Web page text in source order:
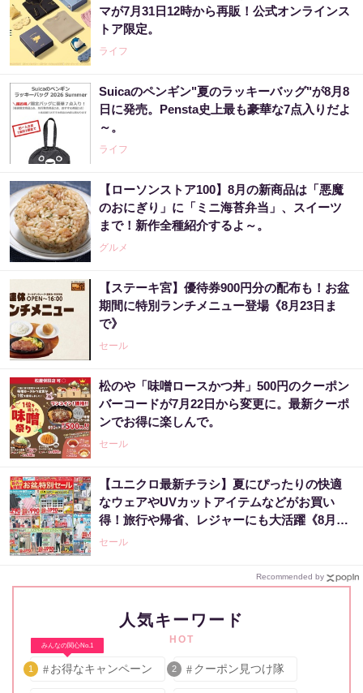
マが7月31日12時から再販！公式オンラインス
トア限定。
ライフ
Suicaのペンギン"夏のラッキーバッグ"が8月8
日に発売。Pensta史上最も豪華な7点入りだよ
～。
ライフ
【ローソンストア100】8月の新商品は「悪魔
のおにぎり」に「ミニ海苔弁当」、スイーツ
まで！新作全種紹介するよ～。
グルメ
【ステーキ宮】優待券900円分の配布も！お盆
期間に特別ランチメニュー登場《8月23日ま
で》
セール
松のや「味噌ロースかつ丼」500円のクーポン
バーコードが7月22日から変更に。最新クーポ
ンでお得に楽しんで。
セール
【ユニクロ最新チラシ】夏にぴったりの快適
なウェアやUVカットアイテムなどがお買い
得！旅行や帰省、レジャーにも大活躍《8月13
日まで》
セール
Recommended by
人気キーワード
HOT
みんなの関心No.1
1 お得なキャンペーン 2 クーポン見つけ隊